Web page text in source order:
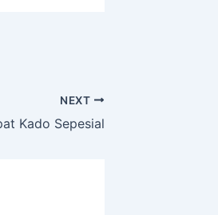
NEXT
Kado Sepesial